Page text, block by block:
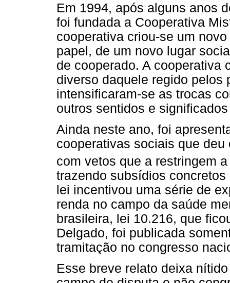
Em 1994, após alguns anos
foi fundada a Cooperativa
cooperativa criou-se um
papel, de um novo lugar
de cooperado. A cooperativa
diverso daquele regido pelos
intensificaram-se as trocas
outros sentidos e
Ainda neste ano, foi
cooperativas sociais que
com vetos que a restringem
trazendo subsídios
lei incentivou uma série de
renda no campo da saúde
brasileira, lei 10.216, que
Delgado, foi publicada
tramitação no congresso
Esse breve relato deixa